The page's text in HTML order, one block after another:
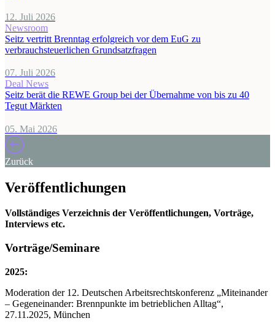
12. Juli 2026
Newsroom
Seitz vertritt Brenntag erfolgreich vor dem EuG zu
verbrauchsteuerlichen Grundsatzfragen
07. Juli 2026
Deal News
Seitz berät die REWE Group bei der Übernahme von bis zu 40
Tegut Märkten
05. Mai 2026
Zurück
Veröffentlichungen
Vollständiges Verzeichnis der Veröffentlichungen, Vorträge,
Interviews etc.
Vorträge/Seminare
2025:
Moderation der 12. Deutschen Arbeitsrechtskonferenz „Miteinander
– Gegeneinander: Brennpunkte im betrieblichen Alltag“,
27.11.2025, München